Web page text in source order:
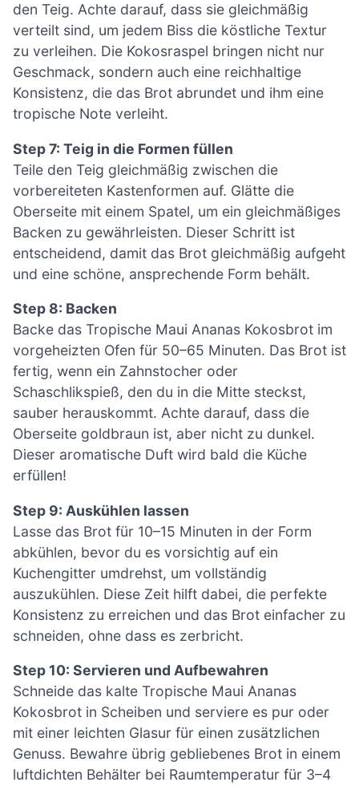
den Teig. Achte darauf, dass sie gleichmäßig
verteilt sind, um jedem Biss die köstliche Textur
zu verleihen. Die Kokosraspel bringen nicht nur
Geschmack, sondern auch eine reichhaltige
Konsistenz, die das Brot abrundet und ihm eine
tropische Note verleiht.
Step 7: Teig in die Formen füllen
Teile den Teig gleichmäßig zwischen die
vorbereiteten Kastenformen auf. Glätte die
Oberseite mit einem Spatel, um ein gleichmäßiges
Backen zu gewährleisten. Dieser Schritt ist
entscheidend, damit das Brot gleichmäßig aufgeht
und eine schöne, ansprechende Form behält.
Step 8: Backen
Backe das Tropische Maui Ananas Kokosbrot im
vorgeheizten Ofen für 50–65 Minuten. Das Brot ist
fertig, wenn ein Zahnstocher oder
Schaschlikspieß, den du in die Mitte steckst,
sauber herauskommt. Achte darauf, dass die
Oberseite goldbraun ist, aber nicht zu dunkel.
Dieser aromatische Duft wird bald die Küche
erfüllen!
Step 9: Auskühlen lassen
Lasse das Brot für 10–15 Minuten in der Form
abkühlen, bevor du es vorsichtig auf ein
Kuchengitter umdrehst, um vollständig
auszukühlen. Diese Zeit hilft dabei, die perfekte
Konsistenz zu erreichen und das Brot einfacher zu
schneiden, ohne dass es zerbricht.
Step 10: Servieren und Aufbewahren
Schneide das kalte Tropische Maui Ananas
Kokosbrot in Scheiben und serviere es pur oder
mit einer leichten Glasur für einen zusätzlichen
Genuss. Bewahre übrig gebliebenes Brot in einem
luftdichten Behälter bei Raumtemperatur für 3–4